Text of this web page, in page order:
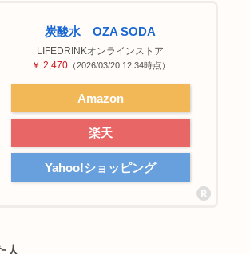
炭酸水 OZA SODA
LIFEDRINKオンラインストア
￥ 2,470（2026/03/20 12:34時点）
Amazon
楽天
Yahoo!ショッピング
人